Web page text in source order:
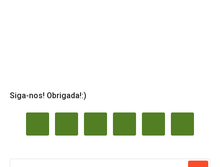
Siga-nos! Obrigada!:)